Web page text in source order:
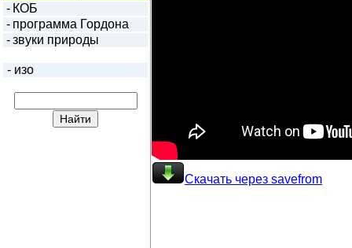
- КОБ
- программа Гордона
- звуки природы
- изо
Скачать через savefrom